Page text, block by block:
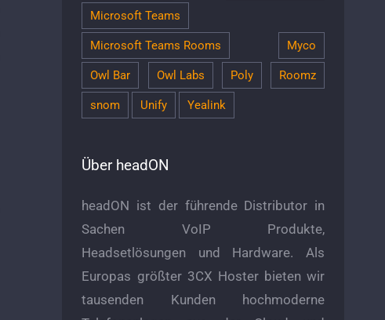
Microsoft Teams
Microsoft Teams Rooms Myco
Owl Bar Owl Labs Poly Roomz
snom Unify Yealink
Über headON
headON ist der führende Distributor in
Sachen VoIP Produkte,
Headsetlösungen und Hardware. Als
Europas größter 3CX Hoster bieten wir
tausenden Kunden hochmoderne